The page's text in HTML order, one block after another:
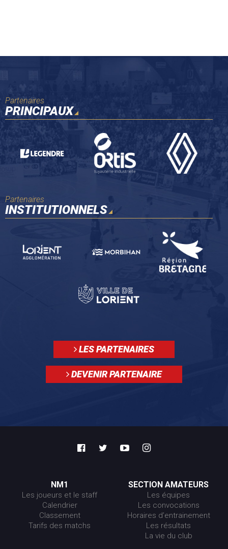
Partenaires
PRINCIPAUX
Partenaires
INSTITUTIONNELS
LES PARTENAIRES
DEVENIR PARTENAIRE
NM1
Les joueurs et le staff
Calendrier
Classement
Tarifs des matchs
SECTION AMATEURS
Les équipes
Les convocations
Horaires d’entrainement
Les résultats
La vie du club